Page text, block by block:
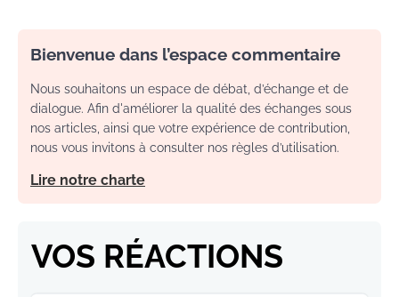
Bienvenue dans l’espace commentaire
Nous souhaitons un espace de débat, d’échange et de
dialogue. Afin d'améliorer la qualité des échanges sous
nos articles, ainsi que votre expérience de contribution,
nous vous invitons à consulter nos règles d’utilisation.
Lire notre charte
VOS RÉACTIONS